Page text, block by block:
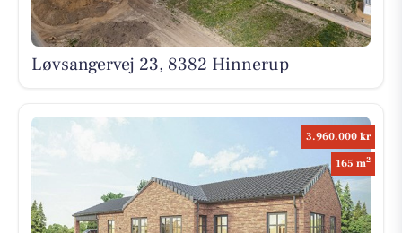
Løvsangervej 23, 8382 Hinnerup
3.960.000 kr
165 m2